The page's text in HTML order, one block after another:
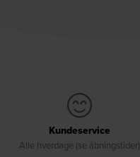
Kundeservice
Alle hverdage (se åbningstider)